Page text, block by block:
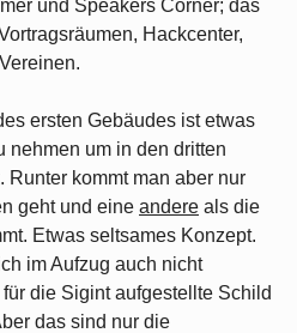
und Speakers Corner; das
Hackcenter,
ersten Gebäudes ist etwas
nehmen um in den dritten
Runter kommt man aber nur
geht und eine andere als die
Etwas seltsames Konzept.
im Aufzug auch nicht
die Sigint aufgestellte Schild
das sind nur die